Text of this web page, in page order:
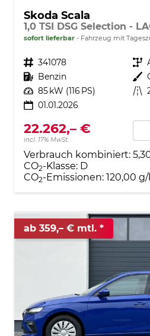
Skoda Scala
1,0 TSI DSG Selection -
sofort lieferbar Fahrzeug mit
Fahrzeugnr. 341078 Getriebe
Kraftstoff Benzin Außenfarbe
Leistung 85 kW (116 PS) Kilometerstand
01.01.2026
22.262,– €
incl. 17% MwSt.
Verbrauch kombiniert:
CO2-Klasse: D
CO2-Emissionen: 120,00
ab 359,– € mtl.